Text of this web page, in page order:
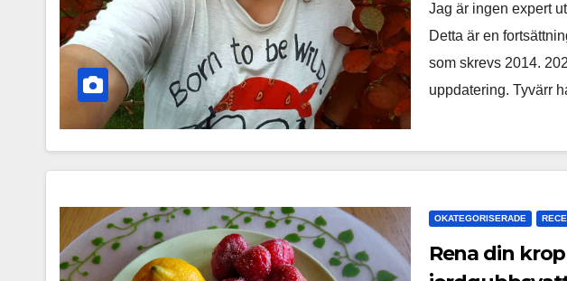
Jag är ingen expert
Detta är en
som skrevs 2014.
uppdatering. Tyvärr
OKATEGORISERADE
Rena din